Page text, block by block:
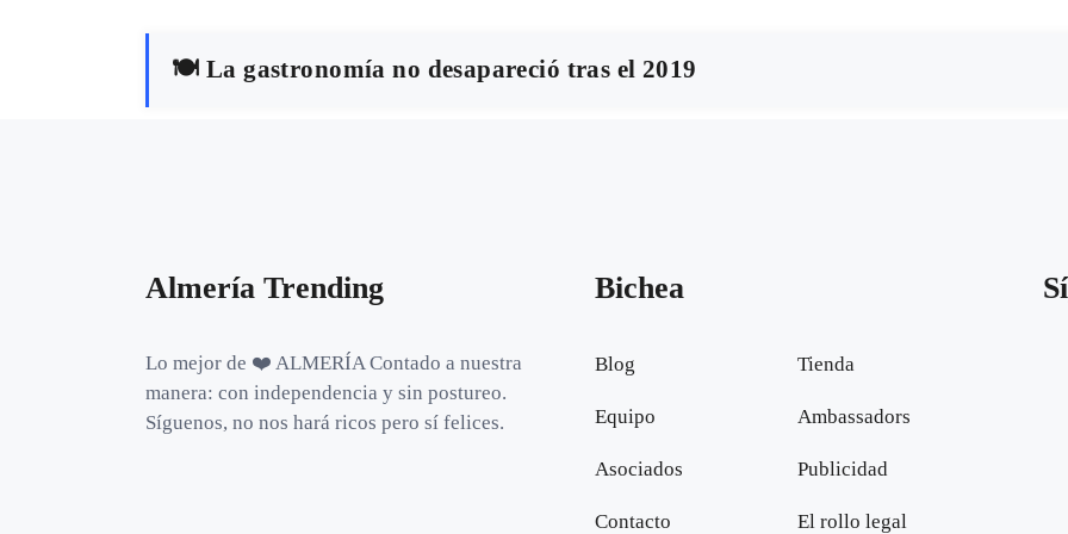
🍽️ La gastronomía no desapareció tras el 2019
Almería Trending
Lo mejor de ❤️ ALMERÍA Contado a nuestra
manera: con independencia y sin postureo.
Síguenos, no nos hará ricos pero sí felices.
Bichea
Blog Tienda
Equipo Ambassadors
Asociados Publicidad
Contacto El rollo legal